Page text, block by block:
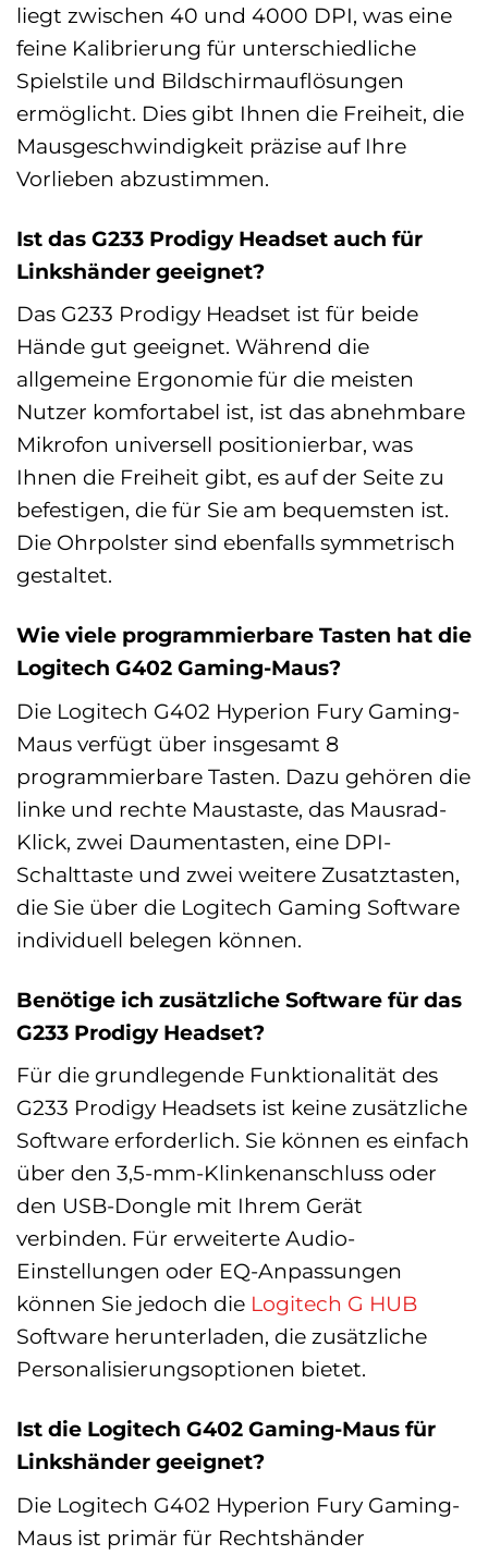
liegt zwischen 40 und 4000 DPI, was eine
feine Kalibrierung für unterschiedliche
Spielstile und Bildschirmauflösungen
ermöglicht. Dies gibt Ihnen die Freiheit, die
Mausgeschwindigkeit präzise auf Ihre
Vorlieben abzustimmen.
Ist das G233 Prodigy Headset auch für
Linkshänder geeignet?
Das G233 Prodigy Headset ist für beide
Hände gut geeignet. Während die
allgemeine Ergonomie für die meisten
Nutzer komfortabel ist, ist das abnehmbare
Mikrofon universell positionierbar, was
Ihnen die Freiheit gibt, es auf der Seite zu
befestigen, die für Sie am bequemsten ist.
Die Ohrpolster sind ebenfalls symmetrisch
gestaltet.
Wie viele programmierbare Tasten hat die
Logitech G402 Gaming-Maus?
Die Logitech G402 Hyperion Fury Gaming-
Maus verfügt über insgesamt 8
programmierbare Tasten. Dazu gehören die
linke und rechte Maustaste, das Mausrad-
Klick, zwei Daumentasten, eine DPI-
Schalttaste und zwei weitere Zusatztasten,
die Sie über die Logitech Gaming Software
individuell belegen können.
Benötige ich zusätzliche Software für das
G233 Prodigy Headset?
Für die grundlegende Funktionalität des
G233 Prodigy Headsets ist keine zusätzliche
Software erforderlich. Sie können es einfach
über den 3,5-mm-Klinkenanschluss oder
den USB-Dongle mit Ihrem Gerät
verbinden. Für erweiterte Audio-
Einstellungen oder EQ-Anpassungen
können Sie jedoch die Logitech G HUB
Software herunterladen, die zusätzliche
Personalisierungsoptionen bietet.
Ist die Logitech G402 Gaming-Maus für
Linkshänder geeignet?
Die Logitech G402 Hyperion Fury Gaming-
Maus ist primär für Rechtshänder